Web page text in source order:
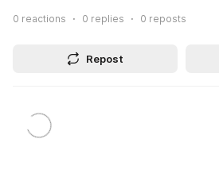
0 reactions 0 replies 0 reposts
Repost